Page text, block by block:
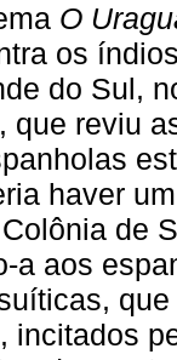
O
os
do Sul,
que reviu
haver
de
a aos
incitados